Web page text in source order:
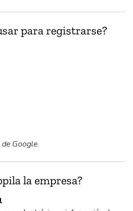
para registrarse?
Google.
la empresa?